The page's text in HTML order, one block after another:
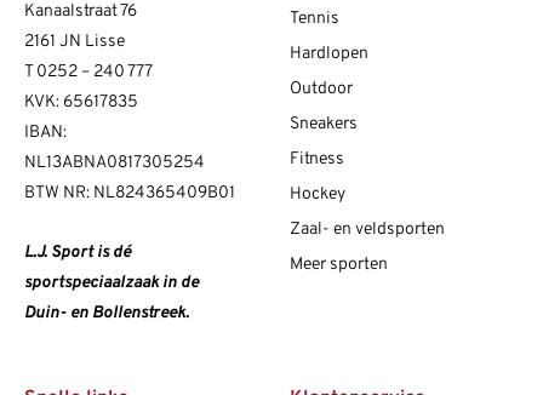
Kanaalstraat 76
2161 JN Lisse
T 0252 – 240 777
KVK: 65617835
IBAN:
NL13ABNA0817305254
BTW NR: NL824365409B01
L.J. Sport is dé
sportspeciaalzaak in de
Duin- en Bollenstreek.
Tennis
Hardlopen
Outdoor
Sneakers
Fitness
Hockey
Zaal- en veldsporten
Meer sporten